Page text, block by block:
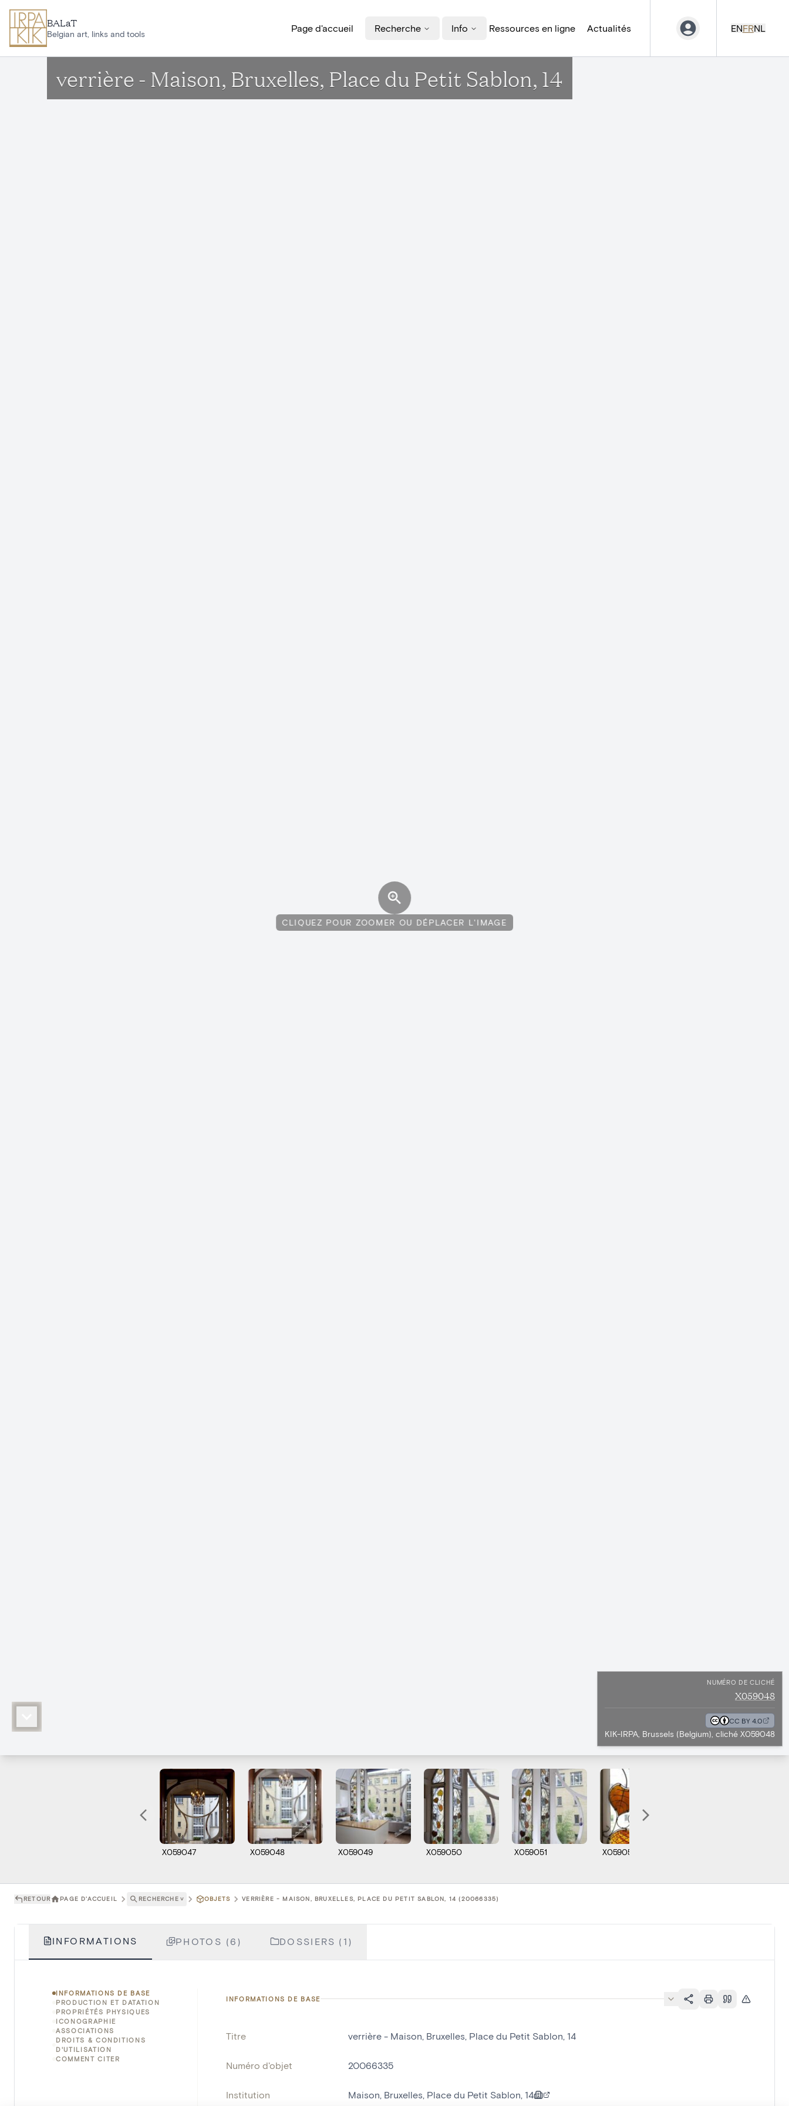
BALaT
Belgian art, links and tools
Page d'accueil Recherche Info Ressources en ligne Actualités ENFRNL
verrière - Maison, Bruxelles, Place du Petit Sablon, 14
CLIQUEZ POUR ZOOMER OU DÉPLACER L'IMAGE
NUMÉRO DE CLICHÉ
X059048
CC BY 4.0
KIK-IRPA, Brussels (Belgium), cliché X059048
X059047 X059048 X059049 X059050 X059051 X059052
RETOUR PAGE D'ACCUEIL RECHERCHE ˅ OBJETS VERRIÈRE - MAISON, BRUXELLES, PLACE DU PETIT SABLON, 14 (20066335)
INFORMATIONS PHOTOS (6) DOSSIERS (1)
INFORMATIONS DE BASE
PRODUCTION ET DATATION
PROPRIÉTÉS PHYSIQUES
ICONOGRAPHIE
ASSOCIATIONS
DROITS & CONDITIONS
D'UTILISATION
COMMENT CITER
INFORMATIONS DE BASE
Titre verrière - Maison, Bruxelles, Place du Petit Sablon, 14
Numéro d'objet 20066335
Institution Maison, Bruxelles, Place du Petit Sablon, 14